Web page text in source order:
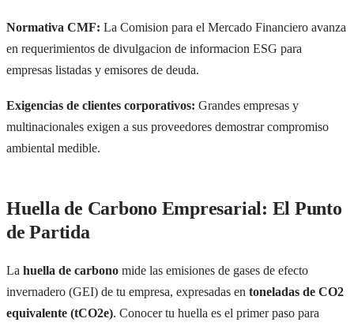
Normativa CMF: La Comision para el Mercado Financiero avanza
en requerimientos de divulgacion de informacion ESG para
empresas listadas y emisores de deuda.
Exigencias de clientes corporativos: Grandes empresas y
multinacionales exigen a sus proveedores demostrar compromiso
ambiental medible.
Huella de Carbono Empresarial: El Punto
de Partida
La huella de carbono mide las emisiones de gases de efecto
invernadero (GEI) de tu empresa, expresadas en toneladas de CO2
equivalente (tCO2e). Conocer tu huella es el primer paso para